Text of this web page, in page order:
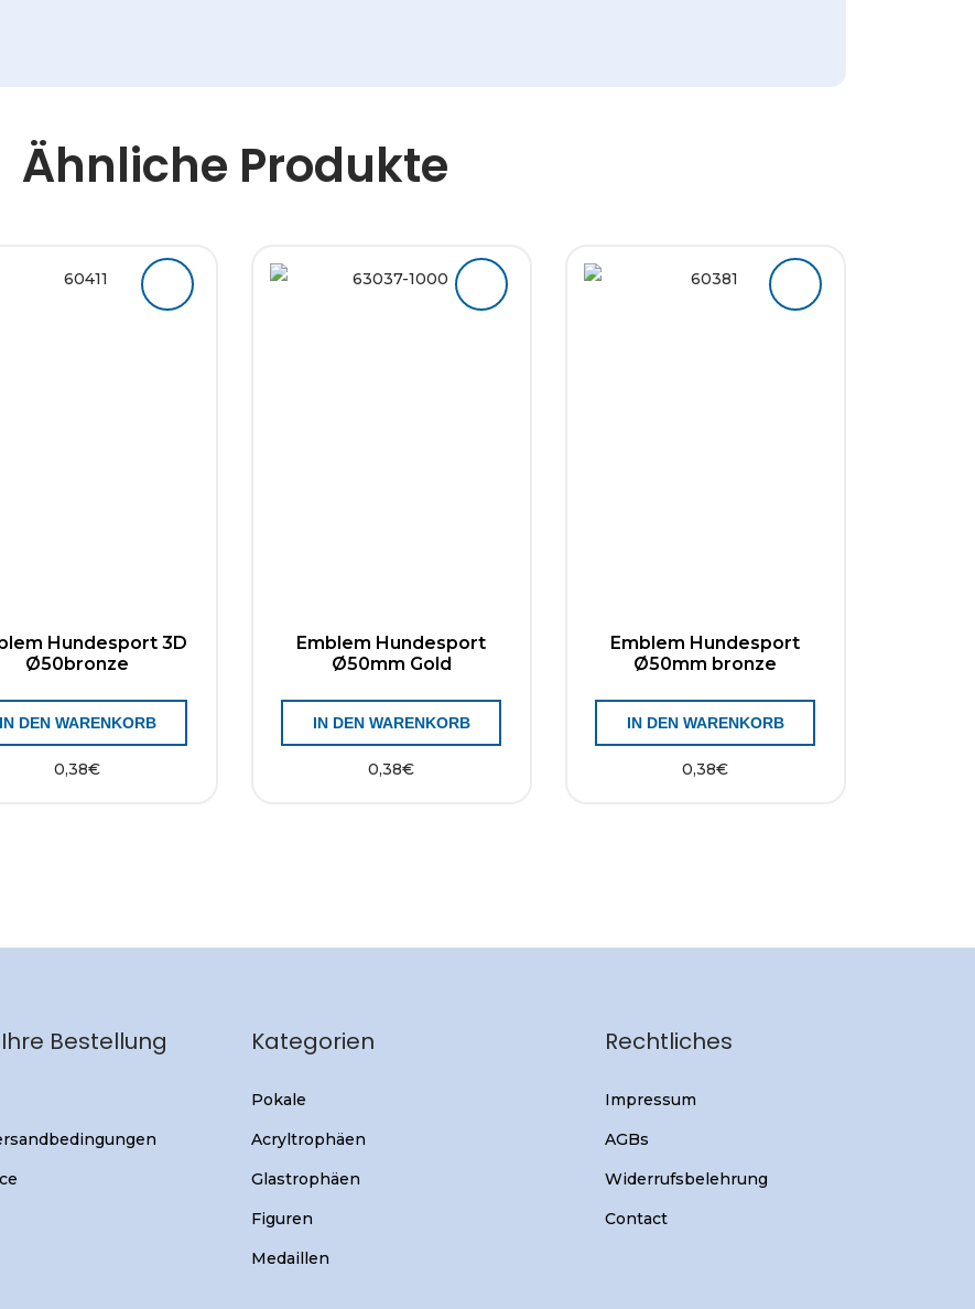
Ähnliche Produkte
Hundesport 3D
Ø50bronze
0,38€
IN DEN WARENKORB
Emblem Hundesport
Ø50mm Gold
0,38€
IN DEN WARENKORB
Emblem Hundesport
Ø50mm bronze
0,38€
IN DEN WARENKORB
Bestellung Kategorien
Pokale
Acryltrophäen
Glastrophäen
Figuren
Medaillen
Rechtliches
Impressum
AGBs
Widerrufsbelehrung
Contact